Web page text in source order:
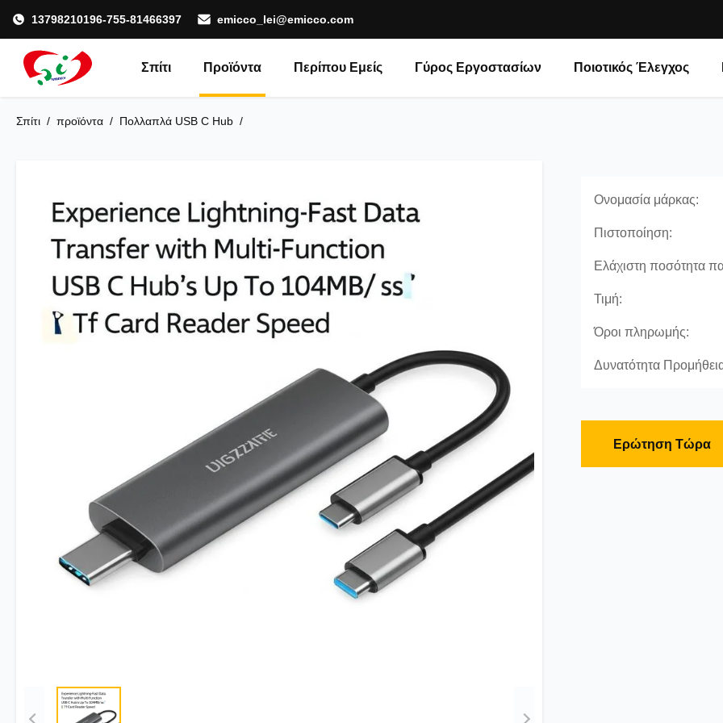
13798210196-755-81466397 emicco_lei@emicco.com
Σπίτι Προϊόντα Περίπου Εμείς Γύρος Εργοστασίων Ποιοτικός Έλεγχος
Σπίτι / προϊόντα / Πολλαπλά USB C Hub /
Ονομασία μάρκας:
Πιστοποίηση:
Ελάχιστη ποσότητα
Τιμή:
Όροι πληρωμής:
Δυνατότητα
Ερώτηση Τώρα